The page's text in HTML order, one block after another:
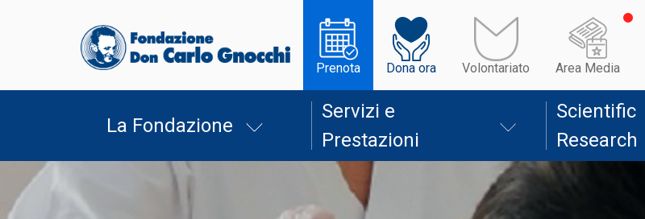
Prenota Dona ora Volontariato Area Media
La Fondazione
Servizi e
Prestazioni
Scientific
Research